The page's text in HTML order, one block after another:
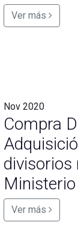
Ver más
Nov 2020
Compra
divisorios
Ver más